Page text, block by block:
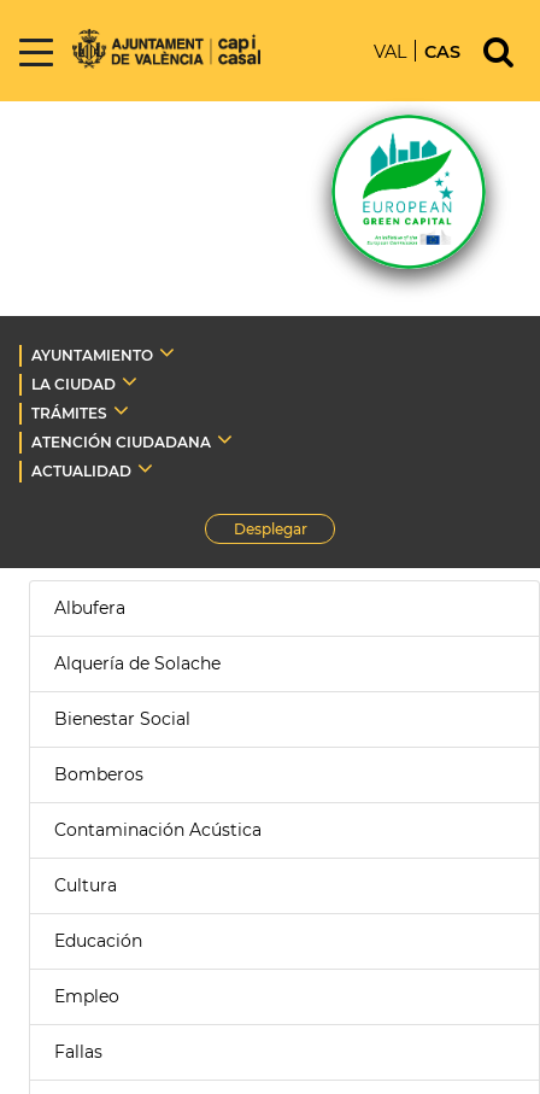
VAL CAS
AYUNTAMIENTO
LA CIUDAD
TRÁMITES
ATENCIÓN CIUDADANA
ACTUALIDAD
Desplegar
Albufera
Alquería de Solache
Bienestar Social
Bomberos
Contaminación Acústica
Cultura
Educación
Empleo
Fallas